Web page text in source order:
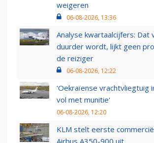
weigeren
06-08-2026, 13:36
Analyse kwartaalcijfers: Dat
duurder wordt, lijkt geen
de reiziger
06-08-2026, 12:22
'Oekraïense vrachtvliegtuig
vol met munitie'
06-08-2026, 12:20
KLM stelt eerste